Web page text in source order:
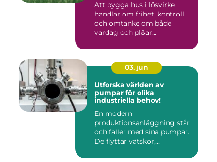
Att bygga hus i lösvirke
handlar om frihet, kontroll
och omtanke om både
vardag och pl&ar...
03. jun
Utforska världen av
pumpar för olika
industriella behov!
En modern
produktionsanläggning står
och faller med sina pumpar.
De flyttar vätskor,...